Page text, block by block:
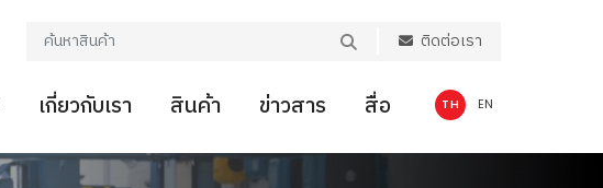
ติดต่อเรา
TH EN
เกี่ยวกับเรา สินค้า ข่าวสาร สื่อ